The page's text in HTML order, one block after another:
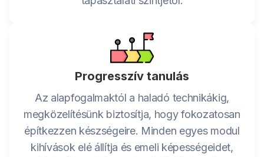
Progresszív tanulás
Az alapfogalmaktól a haladó technikákig,
megközelítésünk biztosítja, hogy fokozatosan
építkezzen készségeire. Minden egyes modul
kihívások elé állítja és emeli képességeidet,